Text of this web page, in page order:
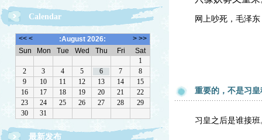
Calendar
最新发布
网上吵死，毛泽东
重要的，不是习
习皇之后是谁接